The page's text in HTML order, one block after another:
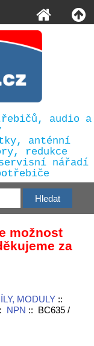
audio a
anténní
redukce
nářadí
možnost
za
MODULY::
NPN :: BC635 /